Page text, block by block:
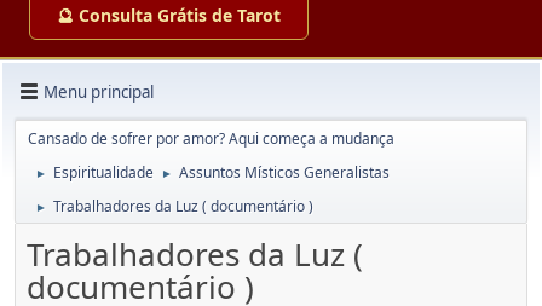
🔮 Consulta Grátis de Tarot
Menu principal
Cansado de sofrer por amor? Aqui começa a mudança
► Espiritualidade ► Assuntos Místicos Generalistas
► Trabalhadores da Luz ( documentário )
Trabalhadores da Luz (
documentário )